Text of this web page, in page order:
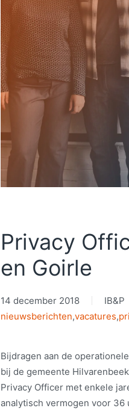
Privacy
en Goirle
14 december 2018
IB&P
nieuwsberichten,vacatures,
Bijdragen aan de
bij de gemeente
Privacy Officer met enkele
analytisch vermogen voor 36